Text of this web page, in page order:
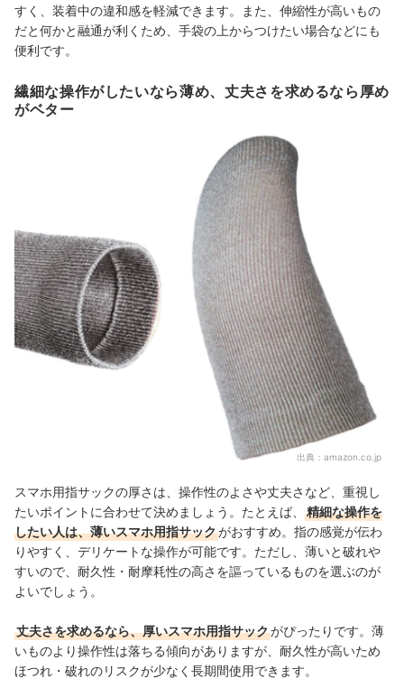
すく、装着中の違和感を軽減できます。また、伸縮性が高いもの
だと何かと融通が利くため、手袋の上からつけたい場合などにも
便利です。
繊細な操作がしたいなら薄め、丈夫さを求めるなら厚め
がベター
出典： amazon.co.jp
スマホ用指サックの厚さは、 操作性のよさや丈夫さなど、重視し
たいポイントに合わせて決めましょう。たとえば、
精細な操作を
したい人は、薄いスマホ用指サックがおすすめ。指の感覚が伝わ
りやすく、デリケートな操作が可能です。ただし、薄いと破れや
すいので、耐久性・耐摩耗性の高さを謳っているものを選ぶのが
よいでしょう。
丈夫さを求めるなら、厚いスマホ用指サックがぴったりです。薄
いものより操作性は落ちる傾向がありますが、耐久性が高いため
ほつれ・破れのリスクが少なく長期間使用できます。